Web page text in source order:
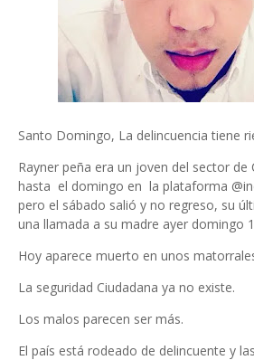
Santo Domingo, La delincuencia tiene
Rayner peña era un joven del sector de
hasta el domingo en la plataforma
pero el sábado salió y no regreso, su
una llamada a su madre ayer domingo
Hoy aparece muerto en unos
La seguridad Ciudadana ya no existe.
Los malos parecen ser más.
El país está rodeado de delincuente y